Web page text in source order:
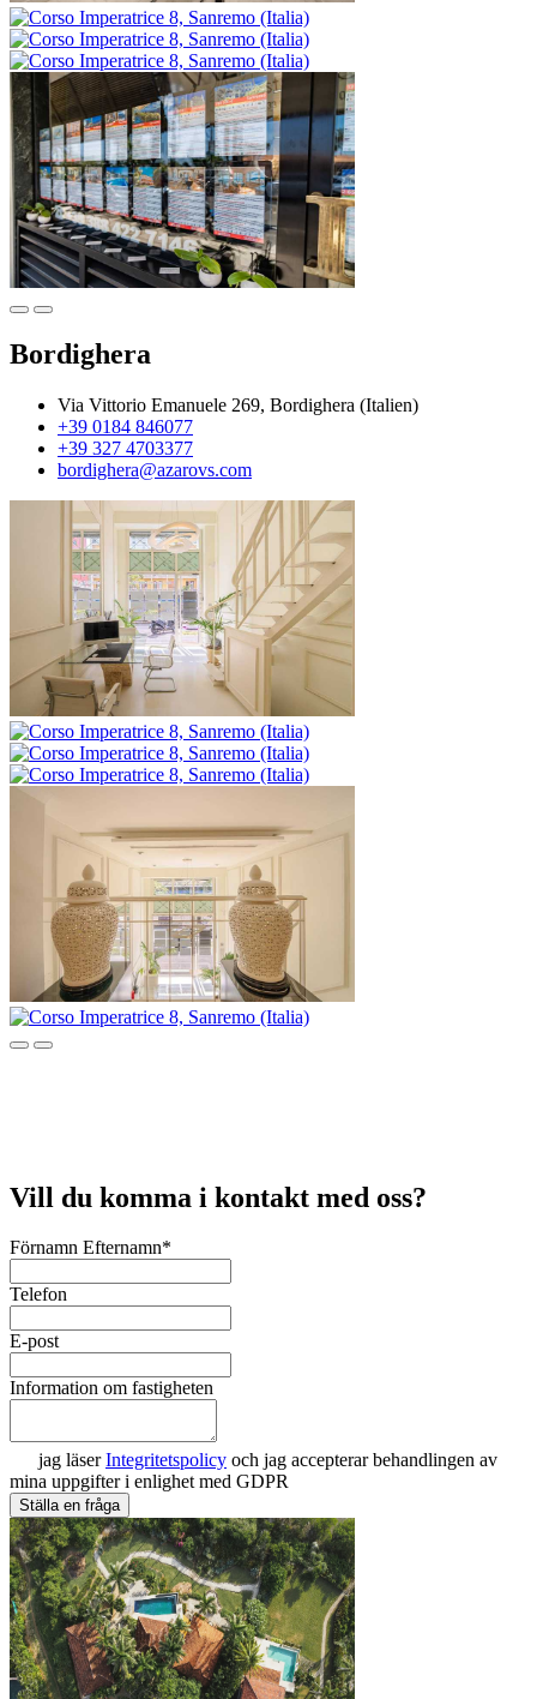
Bordighera
Via Vittorio Emanuele 269, Bordighera (Italien)
+39 0184 846077
+39 327 4703377
bordighera@azarovs.com
Vill du komma i kontakt med oss?
Förnamn Efternamn*
Telefon
E-post
Information om fastigheten
jag läserIntegritetspolicy och jag accepterar behandlingen av
mina uppgifter i enlighet med GDPR
Ställa en fråga